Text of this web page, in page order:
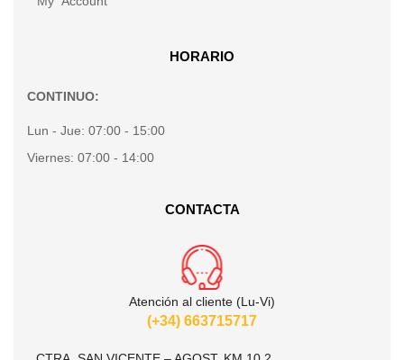
HORARIO
CONTINUO:
Lun - Jue: 07:00 - 15:00
Viernes: 07:00 - 14:00
CONTACTA
Atención al cliente (Lu-Vi)
(+34) 663715717